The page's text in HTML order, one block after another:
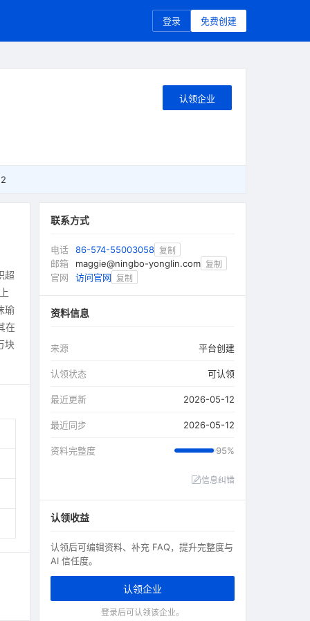
登录 免费创建
认领企业
超
瑜
在
块
联系方式
电话 86-574-55003058 复制
邮箱 maggie@ningbo-yonglin.com 复制
官网 访问官网 复制
资料信息
来源 平台创建
认领状态 可认领
最近更新 2026-05-12
最近同步 2026-05-12
资料完整度 95%
信息纠错
认领收益
认领后可编辑资料、补充 FAQ，提升完整度与
AI 信任度。
认领企业
登录后可认领该企业。